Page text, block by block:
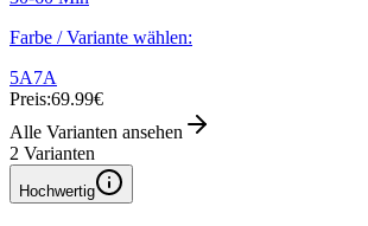
Farbe / Variante wählen:
5A7A
Preis:69.99€
Alle Varianten ansehen
2 Varianten
Hochwertig